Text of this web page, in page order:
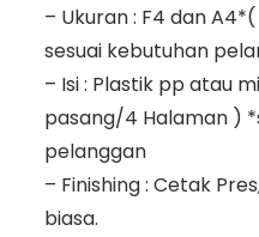
– Ukuran : F4 dan
sesuai kebutuhan
– Isi : Plastik pp atau
pasang/4 Halaman )
pelanggan
– Finishing : Cetak
biasa.